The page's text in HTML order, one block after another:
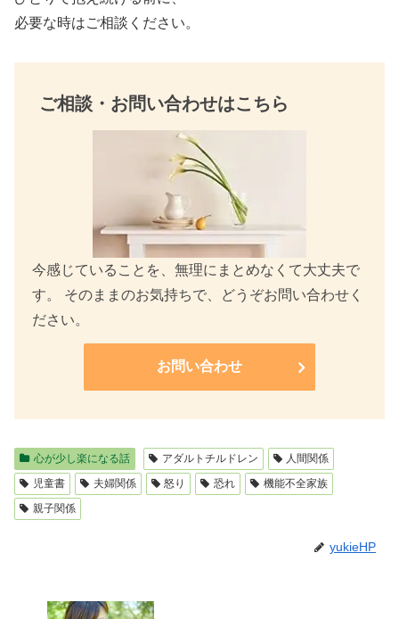
必要な時はご相談ください。
ご相談・お問い合わせはこちら
今感じていることを、無理にまとめなくて大丈夫で
す。 そのままのお気持ちで、どうぞお問い合わせく
ださい。
お問い合わせ
心が少し楽になる話 アダルトチルドレン
人間関係
児童書
夫婦関係 怒り 恐れ
機能不全家族
親子関係
yukieHP